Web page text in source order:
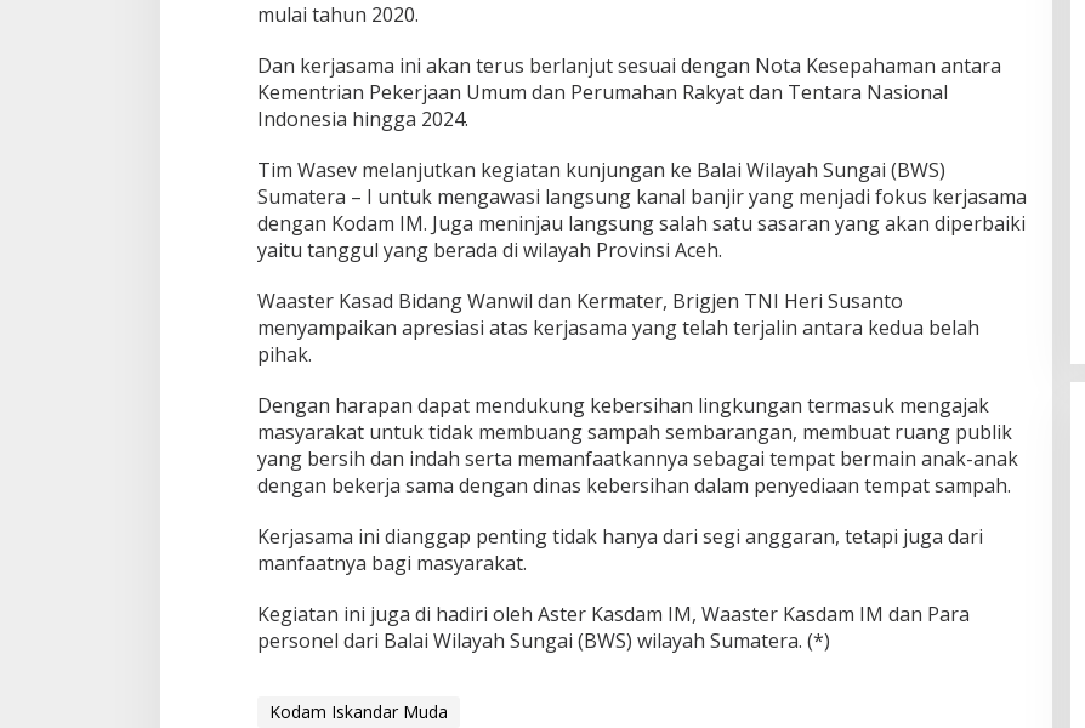
mulai tahun 2020.
Dan kerjasama ini akan terus berlanjut sesuai dengan Nota Kesepahaman antara
Kementrian Pekerjaan Umum dan Perumahan Rakyat dan Tentara Nasional
Indonesia hingga 2024.
Tim Wasev melanjutkan kegiatan kunjungan ke Balai Wilayah Sungai (BWS)
Sumatera – I untuk mengawasi langsung kanal banjir yang menjadi fokus kerjasama
dengan Kodam IM. Juga meninjau langsung salah satu sasaran yang akan diperbaiki
yaitu tanggul yang berada di wilayah Provinsi Aceh.
Waaster Kasad Bidang Wanwil dan Kermater, Brigjen TNI Heri Susanto
menyampaikan apresiasi atas kerjasama yang telah terjalin antara kedua belah
pihak.
Dengan harapan dapat mendukung kebersihan lingkungan termasuk mengajak
masyarakat untuk tidak membuang sampah sembarangan, membuat ruang publik
yang bersih dan indah serta memanfaatkannya sebagai tempat bermain anak-anak
dengan bekerja sama dengan dinas kebersihan dalam penyediaan tempat sampah.
Kerjasama ini dianggap penting tidak hanya dari segi anggaran, tetapi juga dari
manfaatnya bagi masyarakat.
Kegiatan ini juga di hadiri oleh Aster Kasdam IM, Waaster Kasdam IM dan Para
personel dari Balai Wilayah Sungai (BWS) wilayah Sumatera. (*)
Kodam Iskandar Muda